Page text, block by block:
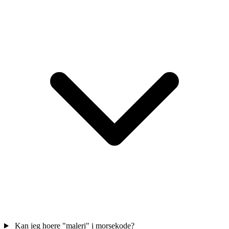
Kan jeg hoere "maleri" i morsekode?